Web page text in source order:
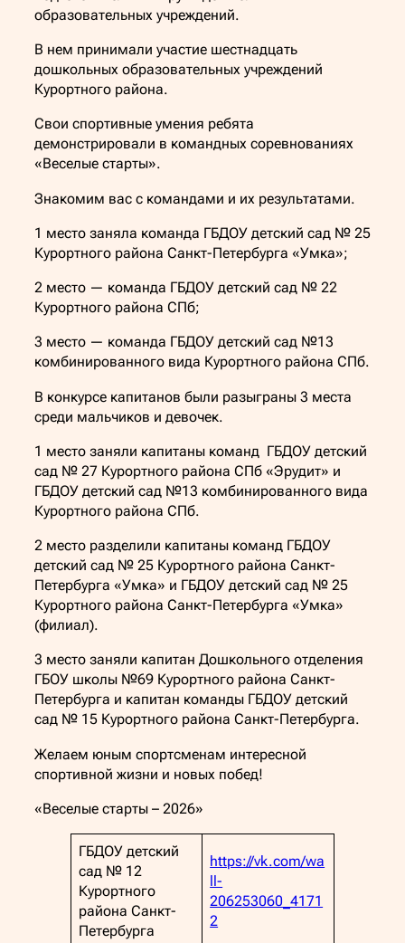
образовательных учреждений.
В нем принимали участие шестнадцать
дошкольных образовательных учреждений
Курортного района.
Свои спортивные умения ребята
демонстрировали в командных соревнованиях
«Веселые старты».
Знакомим вас с командами и их результатами.
1 место заняла команда ГБДОУ детский сад № 25
Курортного района Санкт-Петербурга «Умка»;
2 место — команда ГБДОУ детский сад № 22
Курортного района СПб;
3 место — команда ГБДОУ детский сад №13
комбинированного вида Курортного района СПб.
В конкурсе капитанов были разыграны 3 места
среди мальчиков и девочек.
1 место заняли капитаны команд ГБДОУ детский
сад № 27 Курортного района СПб «Эрудит» и
ГБДОУ детский сад №13 комбинированного вида
Курортного района СПб.
2 место разделили капитаны команд ГБДОУ
детский сад № 25 Курортного района Санкт-
Петербурга «Умка» и ГБДОУ детский сад № 25
Курортного района Санкт-Петербурга «Умка»
(филиал).
3 место заняли капитан Дошкольного отделения
ГБОУ школы №69 Курортного района Санкт-
Петербурга и капитан команды ГБДОУ детский
сад № 15 Курортного района Санкт-Петербурга.
Желаем юным спортсменам интересной
спортивной жизни и новых побед!
«Веселые старты – 2026»
ГБДОУ детский
сад № 12
Курортного
района Санкт-
Петербурга
https://vk.com/wa
ll-
206253060_4171
2